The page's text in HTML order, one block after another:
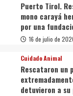
Puerto Tirol.
mono carayá
por una
16 de julio de
Cuidado Animal
Rescataron un
detuvieron a